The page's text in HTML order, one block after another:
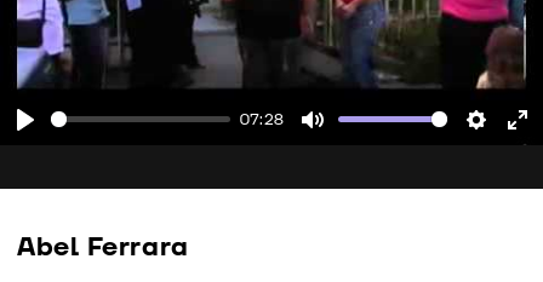
07:28
Abel Ferrara